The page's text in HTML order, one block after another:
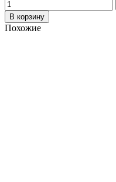
В корзину
Похожие